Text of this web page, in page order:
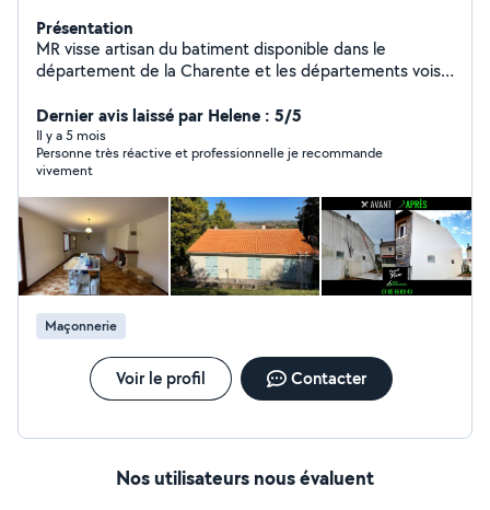
Présentation
MR visse artisan du batiment disponible dans le
département de la Charente et les départements voisin
fuite urgente Pose de bâche Travaux de rénovation de
couverture Tous travaux de zinguerie Déplacement
24/24 7j/7 Peinture intérieur extérieur façade pignon
muret Demoussage toiture Nettoyage de façade muret
dallage Pose d'hydrofuge colorée et incolore Travaux de
maçonnerie ESPACE VERT taille d'arbres de haies
Élagage à la nacelle évacuation des déchets verts
Travaux soigné et garantie
Dernier avis laissé par Helene : 5/5
Il y a 5 mois
Personne très réactive et professionnelle je recommande
vivement
Maçonnerie
Voir le profil Contacter
Nos utilisateurs nous évaluent